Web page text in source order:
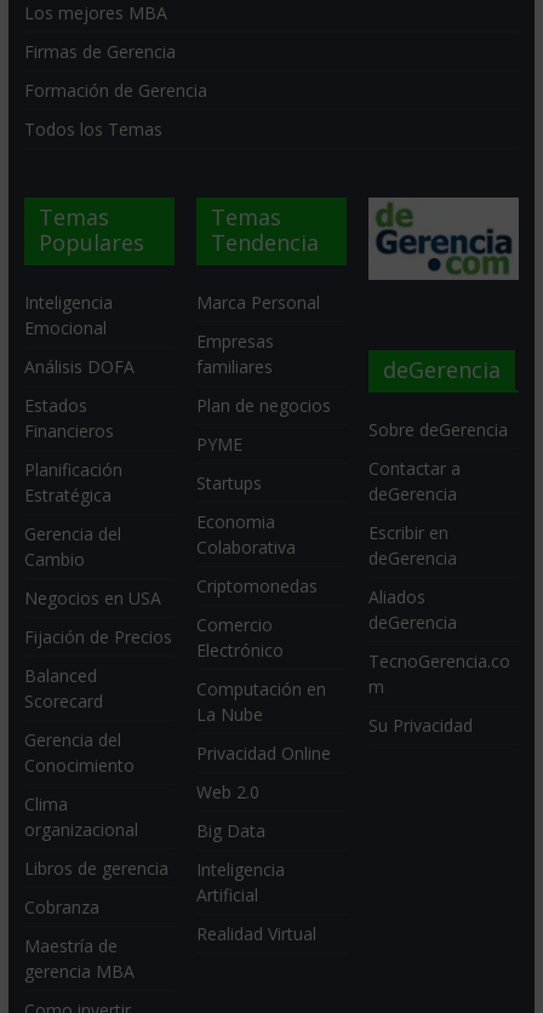
Los mejores MBA
Firmas de Gerencia
Formación de Gerencia
Todos los Temas
Temas
Populares
Inteligencia
Emocional
Análisis DOFA
Estados
Financieros
Planificación
Estratégica
Gerencia del
Cambio
Negocios en USA
Fijación de Precios
Balanced
Scorecard
Gerencia del
Conocimiento
Clima
organizacional
Libros de gerencia
Cobranza
Maestría de
gerencia MBA
Temas
Tendencia
Marca Personal
Empresas
familiares
Plan de negocios
PYME
Startups
Economia
Colaborativa
Criptomonedas
Comercio
Electrónico
Computación en
La Nube
Privacidad Online
Web 2.0
Big Data
Inteligencia
Artificial
Realidad Virtual
deGerencia
Sobre deGerencia
Contactar a
deGerencia
Escribir en
deGerencia
Aliados
deGerencia
TecnoGerencia.co
m
Su Privacidad